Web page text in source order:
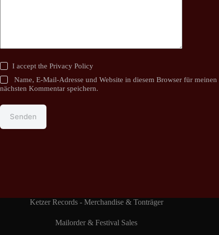
I accept thePrivacy Policy
Name, E-Mail-Adresse und Website in diesem Browser für meinen
nächsten Kommentar speichern.
Senden
Ketzer Records - Merchandise & Tonträger
Mailorder & Festival Sales